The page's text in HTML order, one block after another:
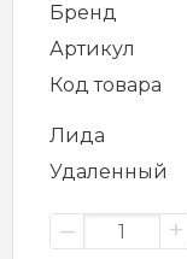
Бренд
Артикул
Код товара
Лида
Удаленный
– +